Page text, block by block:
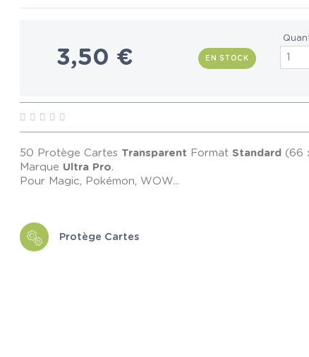
3,50 € EN STOCK
50 Protège Cartes Transparent Format Standard (66
Marque Ultra Pro.
Pour Magic, Pokémon, WOW...
Protège Cartes